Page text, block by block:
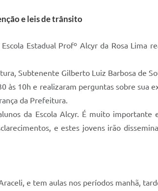
e leis de trânsito
Estadual Profº Alcyr da Rosa Lima
Subtenente Gilberto Luiz Barbosa de
às 10h e realizaram perguntas sobre sua
da Prefeitura.
da Escola Alcyr. É muito importante
e estes jovens irão
e tem aulas nos períodos manhã,